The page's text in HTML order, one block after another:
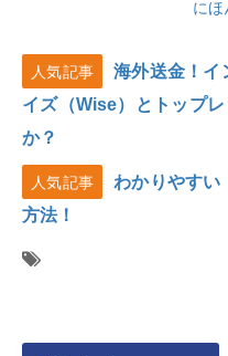
にほ
人気記事
海外送金！イ
イズ（Wise）とトップ
か？
人気記事
わかりやすい
方法！